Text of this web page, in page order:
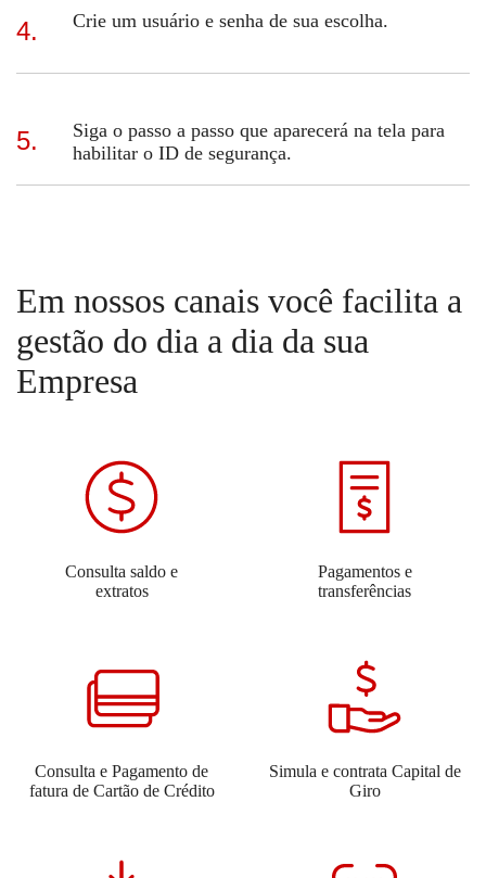
4. Crie um usuário e senha de sua escolha.
5.
Siga o passo a passo que aparecerá na tela para
habilitar o ID de segurança.
Em nossos canais você facilita a
gestão do dia a dia da sua
Empresa
Consulta saldo e
extratos
Pagamentos e
transferências
Consulta e Pagamento de
fatura de Cartão de Crédito
Simula e contrata Capital de
Giro